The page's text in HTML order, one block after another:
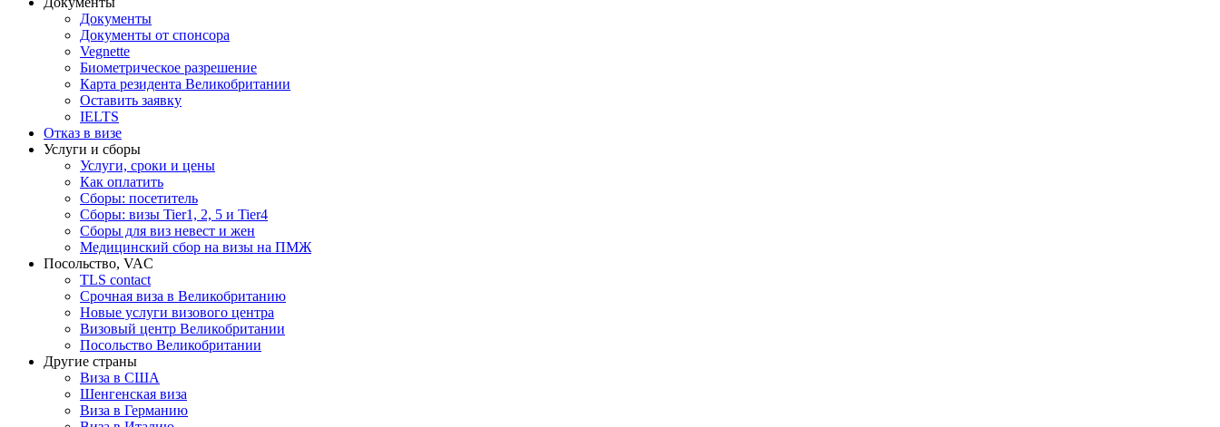
Документы
Документы от спонсора
Vegnette
Биометрическое разрешение
Карта резидента Великобритании
Оставить заявку
IELTS
Отказ в визе
Услуги и сборы
Услуги, сроки и цены
Как оплатить
Сборы: посетитель
Сборы: визы Tier1, 2, 5 и Tier4
Сборы для виз невест и жен
Медицинский сбор на визы на ПМЖ
Посольство, VAC
TLS contact
Срочная виза в Великобританию
Новые услуги визового центра
Визовый центр Великобритании
Посольство Великобритании
Другие страны
Виза в США
Шенгенская виза
Виза в Германию